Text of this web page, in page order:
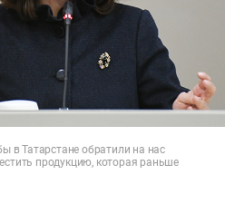
в Татарстане обратили на нас
продукцию, которая раньше